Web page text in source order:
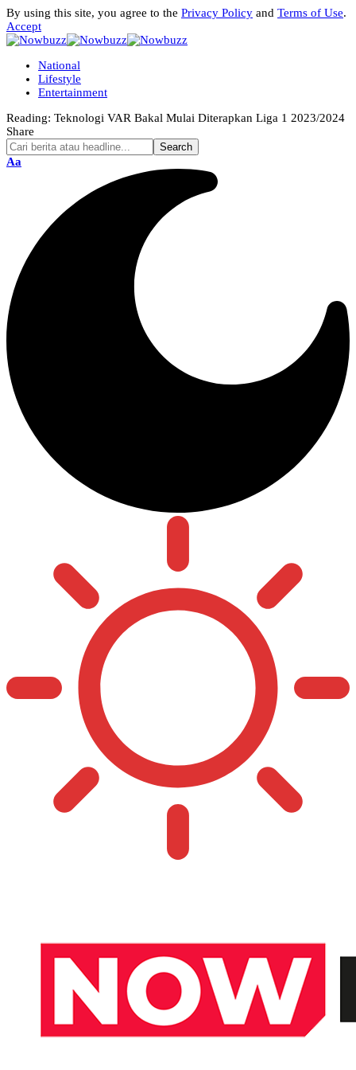
By using this site, you agree to the Privacy Policy and Terms of Use.
Accept
National
Lifestyle
Entertainment
Reading: Teknologi VAR Bakal Mulai Diterapkan Liga 1 2023/2024
Share
Font
Aa